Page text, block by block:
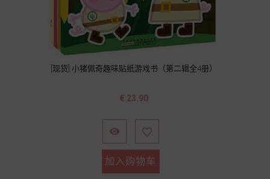
[现货] 小猪佩奇趣味贴纸游戏书（第二辑全4册）
价
€ 23.90
 
加入购物车